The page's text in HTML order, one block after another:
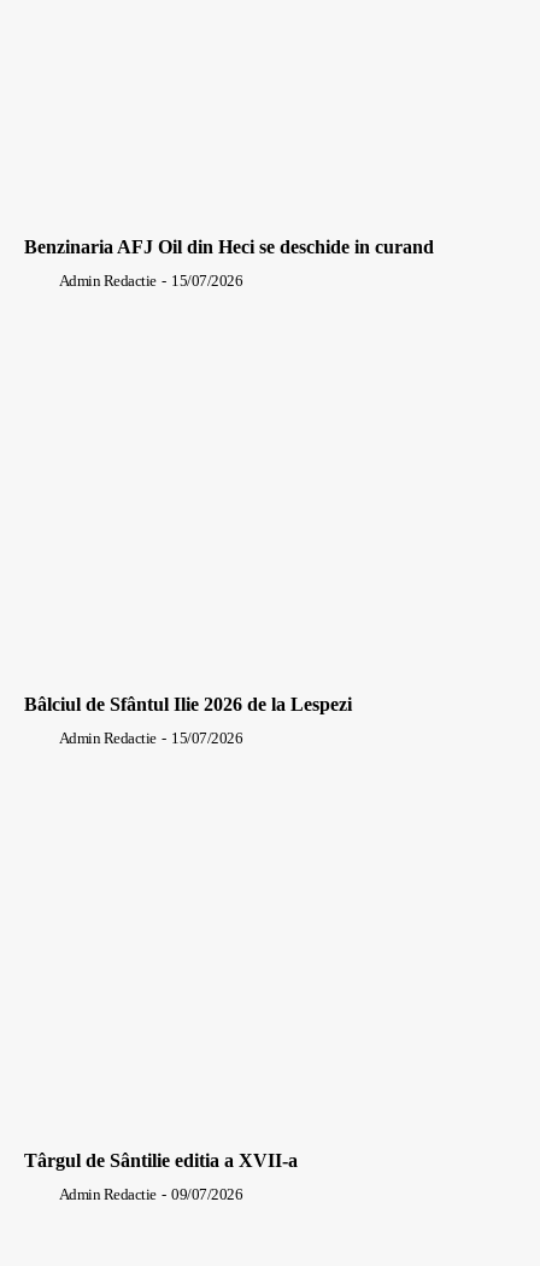
Benzinaria AFJ Oil din Heci se deschide in curand
Admin Redactie - 15/07/2026
Bâlciul de Sfântul Ilie 2026 de la Lespezi
Admin Redactie - 15/07/2026
Târgul de Sântilie editia a XVII-a
Admin Redactie - 09/07/2026